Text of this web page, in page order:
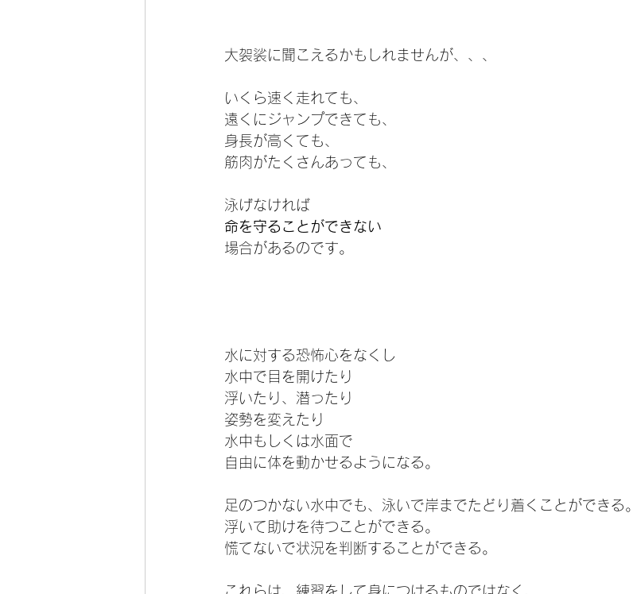
大袈裟に聞こえるかもしれませんが、、、
いくら速く走れても、
遠くにジャンプできても、
身長が高くても、
筋肉がたくさんあっても、
泳げなければ
命を守ることができない
場合があるのです。
水に対する恐怖心をなくし
水中で目を開けたり
浮いたり、潜ったり
姿勢を変えたり
水中もしくは水面で
自由に体を動かせるようになる。
足のつかない水中でも、泳いで岸までたどり着くことができる。
浮いて助けを待つことができる。
慌てないで状況を判断することができる。
これらは、練習をして身につけるものではなく、